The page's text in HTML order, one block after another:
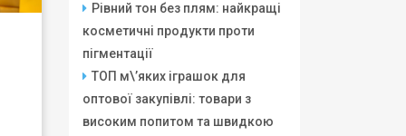
Рівний тон без плям: найкращі
косметичні продукти проти
пігментації
ТОП м\’яких іграшок для
оптової закупівлі: товари з
високим попитом та швидкою